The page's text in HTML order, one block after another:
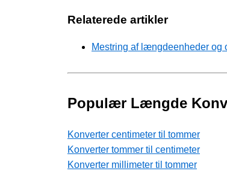
Relaterede artikler
Mestring af længdeenheder og
Populær Længde
Konverter centimeter til tommer
Konverter tommer til centimeter
Konverter millimeter til tommer